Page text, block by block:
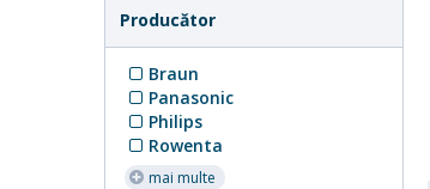
Producător
Braun
Panasonic
Philips
Rowenta
mai multe